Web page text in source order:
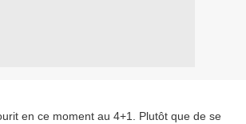
en ce moment au 4+1. Plutôt que de se